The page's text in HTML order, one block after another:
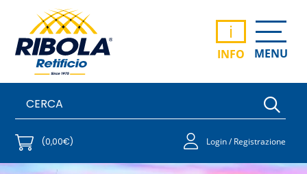
i
INFO MENU
(0,00€) Login / Registrazione